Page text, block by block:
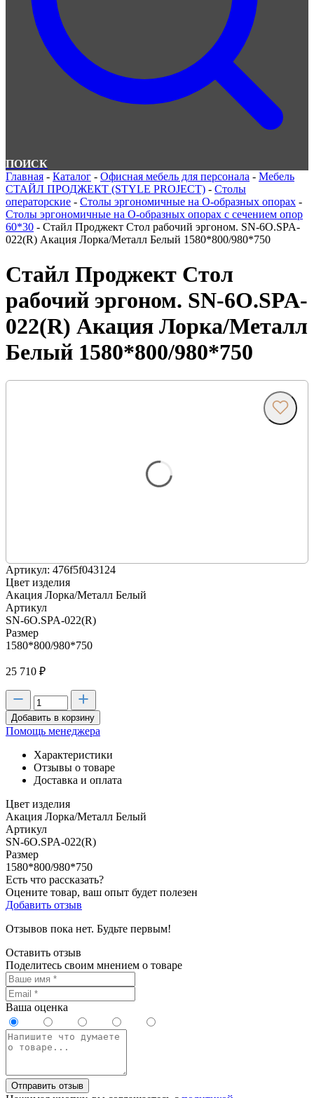
ПОИСК
Главная - Каталог - Офисная мебель для персонала - Мебель
СТАЙЛ ПРОДЖЕКТ (STYLE PROJECT) - Столы
операторские - Столы эргономичные на О-образных опорах -
Столы эргономичные на О-образных опорах с сечением опор
60*30 - Стайл Проджект Стол рабочий эргоном. SN-6O.SPA-
022(R) Акация Лорка/Металл Белый 1580*800/980*750
Стайл Проджект Стол
рабочий эргоном. SN-6O.SPA-
022(R) Акация Лорка/Металл
Белый 1580*800/980*750
Артикул: 476f5f043124
Цвет изделия
Акация Лорка/Металл Белый
Артикул
SN-6O.SPA-022(R)
Размер
1580*800/980*750
25 710 ₽
Добавить в корзину
Помощь менеджера
Характеристики
Отзывы о товаре
Доставка и оплата
Цвет изделия
Акация Лорка/Металл Белый
Артикул
SN-6O.SPA-022(R)
Размер
1580*800/980*750
Есть что рассказать?
Оцените товар, ваш опыт будет полезен
Добавить отзыв
Отзывов пока нет. Будьте первым!
Оставить отзыв
Поделитесь своим мнением о товаре
Ваша оценка
Отправить отзыв